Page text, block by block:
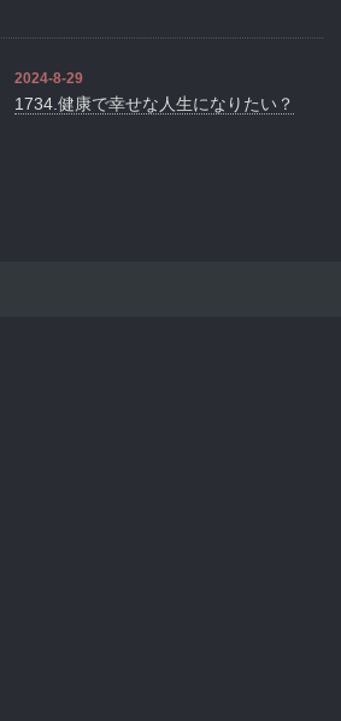
2024-8-29
1734.健康で幸せな人生になりたい？